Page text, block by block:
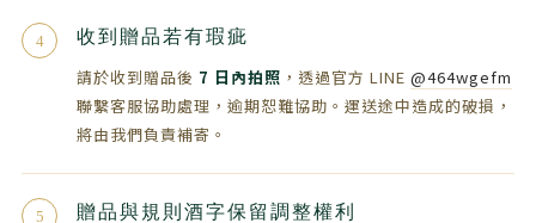
4 收到贈品若有瑕疵
請於收到贈品後 7 日內拍照 ，透過官方 LINE @464wgefm
聯繫客服協助處理，逾期恕難協助。運送途中造成的破損，
將由我們負責補寄。
5 贈品與規則酒字保留調整權利